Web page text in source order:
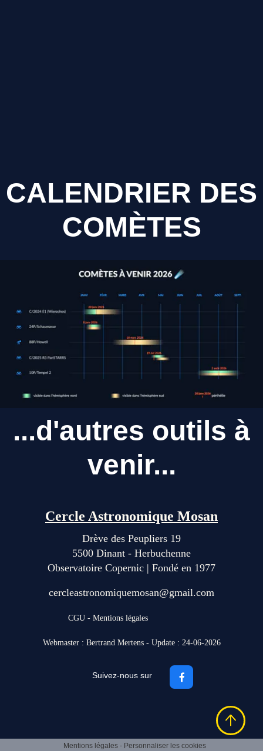
CALENDRIER DES
COMÈTES
...d'autres outils à
venir...
Cercle Astronomique Mosan
Drève des Peupliers 19
5500 Dinant - Herbuchenne
Observatoire Copernic | Fondé en 1977
cercleastronomiquemosan@gmail.com
CGU - Mentions légales
Webmaster : Bertrand Mertens - Update : 24-06-2026
Suivez-nous sur 
Mentions légales- Personnaliser les cookies